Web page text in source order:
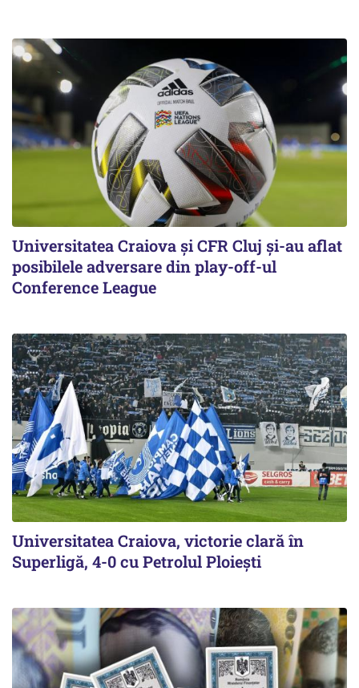
Universitatea Craiova și CFR Cluj și-au aflat
posibilele adversare din play-off-ul
Conference League
Universitatea Craiova, victorie clară în
Superligă, 4-0 cu Petrolul Ploieşti